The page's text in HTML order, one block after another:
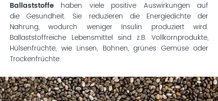
Ballaststoffe haben viele positive Auswirkungen auf
die Gesundheit. Sie reduzieren die Energiedichte der
Nahrung, wodurch weniger Insulin produziert wird.
Ballaststoffreiche Lebensmittel sind z.B. Vollkornprodukte,
Hülsenfrüchte, wie Linsen, Bohnen, grünes Gemüse oder
Trockenfrüchte.